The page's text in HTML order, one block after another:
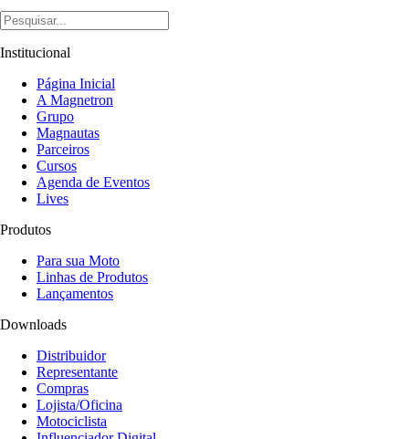
Institucional
Página Inicial
A Magnetron
Grupo
Magnautas
Parceiros
Cursos
Agenda de Eventos
Lives
Produtos
Para sua Moto
Linhas de Produtos
Lançamentos
Downloads
Distribuidor
Representante
Compras
Lojista/Oficina
Motociclista